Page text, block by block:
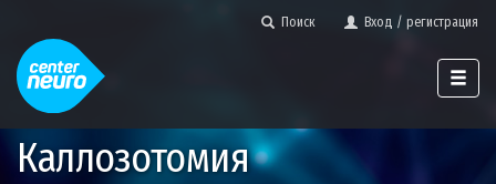
Поиск Вход / регистрация
Каллозотомия